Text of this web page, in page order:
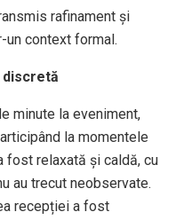
rafinament și
context formal.
discretă
minute la eveniment,
la momentele
fost relaxată și caldă, cu
au trecut neobservate.
recepției a fost